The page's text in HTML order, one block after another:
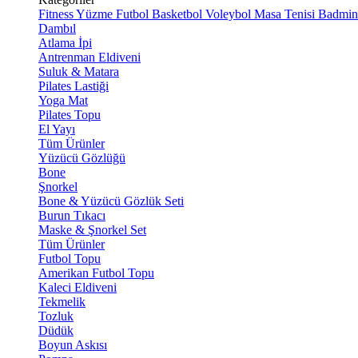
FitnessYüzme Futbol Basketbol Voleybol Masa Tenisi
Dambıl
Atlama İpi
Antrenman Eldiveni
Suluk & Matara
Pilates Lastiği
Yoga Mat
Pilates Topu
El Yayı
Tüm Ürünler
Yüzücü Gözlüğü
Bone
Şnorkel
Bone & Yüzücü Gözlük Seti
Burun Tıkacı
Maske & Şnorkel Set
Tüm Ürünler
Futbol Topu
Amerikan Futbol Topu
Kaleci Eldiveni
Tekmelik
Tozluk
Düdük
Boyun Askısı